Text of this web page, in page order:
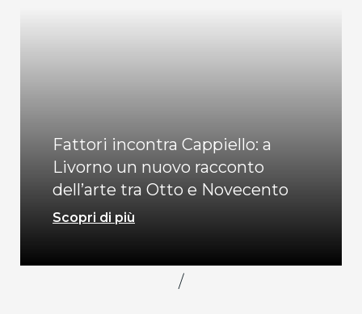
Fattori incontra Cappiello: a
Livorno un nuovo racconto
dell’arte tra Otto e Novecento
Scopri di più
/